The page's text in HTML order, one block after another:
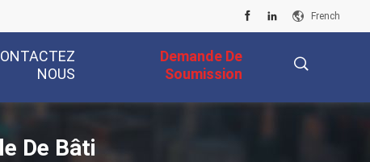
French
NOUS
Demande De
Soumission
De Bâti